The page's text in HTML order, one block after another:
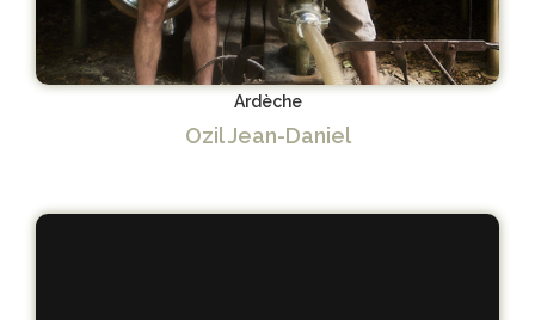
Ardèche
Ozil Jean-Daniel